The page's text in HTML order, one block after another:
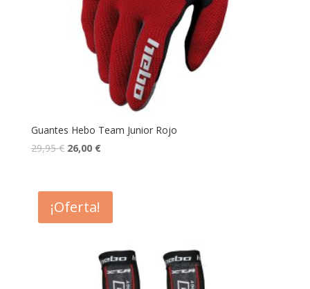
Guantes Hebo Team Junior Rojo
29,95€ 26,00 €
¡Oferta!